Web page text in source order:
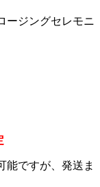
ージングセレモニ
能ですが、発送ま